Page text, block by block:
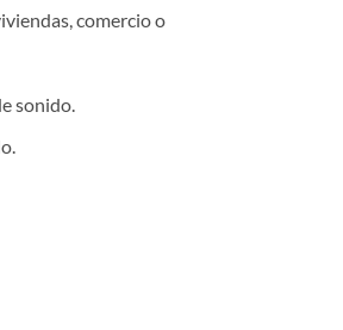
comercio o
sonido.